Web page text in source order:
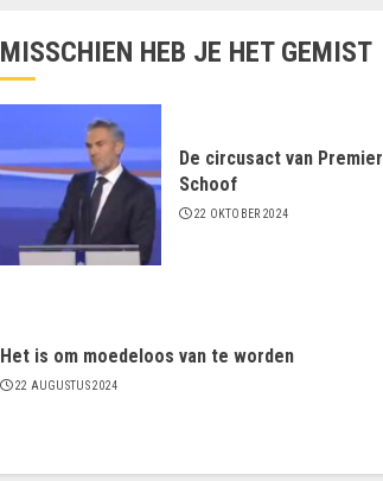
MISSCHIEN HEB JE HET GEMIST
De circusact van Premier
Schoof
22 OKTOBER 2024
Het is om moedeloos van te worden
22 AUGUSTUS 2024